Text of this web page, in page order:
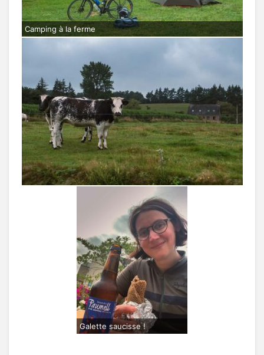
Camping à la ferme
Galette saucisse !